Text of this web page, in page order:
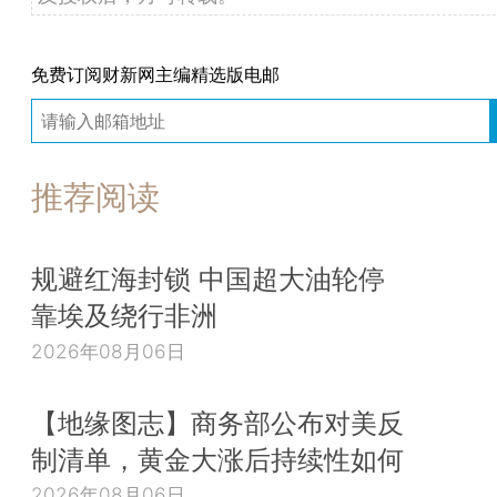
免费订阅财新网主编精选版电邮
推荐阅读
规避红海封锁 中国超大油轮停
靠埃及绕行非洲
2026年08月06日
【地缘图志】商务部公布对美反
制清单，黄金大涨后持续性如何